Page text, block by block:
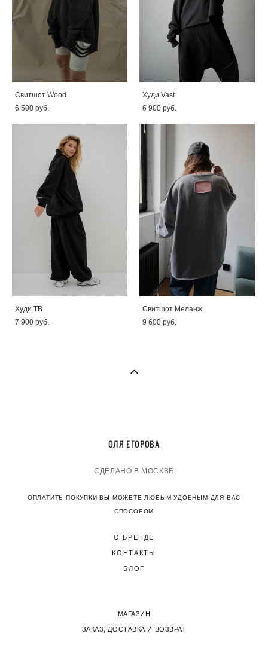
Свитшот Wood
6 500 pуб.
Худи Vast
6 900 pуб.
Худи TB
7 900 pуб.
Свитшот Меланж
9 600 pуб.
ОЛЯ ЕГОРОВА
СДЕЛАНО В МОСКВЕ
ОПЛАТИТЬ ПОКУПКИ ВЫ МОЖЕТЕ ЛЮБЫМ УДОБНЫМ ДЛЯ ВАС
СПОСОБОМ
О БРЕНДЕ
КОНТАКТЫ
БЛОГ
МАГАЗИН
ЗАКАЗ, ДОСТАВКА И ВОЗВРАТ